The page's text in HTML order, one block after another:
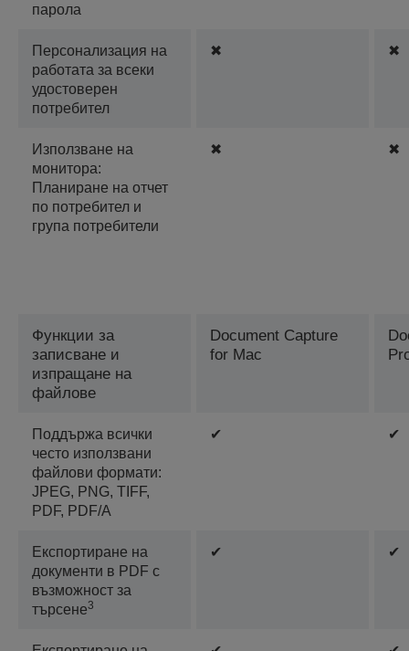
парола
Персонализация на
работата за всеки
удостоверен
потребител
✖ ✖
Използване на
монитора:
Планиране на отчет
по потребител и
група потребители
✖ ✖
Функции за
записване и
изпращане на
файлове
Document Capture
for Mac
Поддържа всички
често използвани
файлови формати:
JPEG, PNG, TIFF,
PDF, PDF/A
✔ ✔
Експортиране на
документи в PDF с
възможност за
търсене3
✔ ✔